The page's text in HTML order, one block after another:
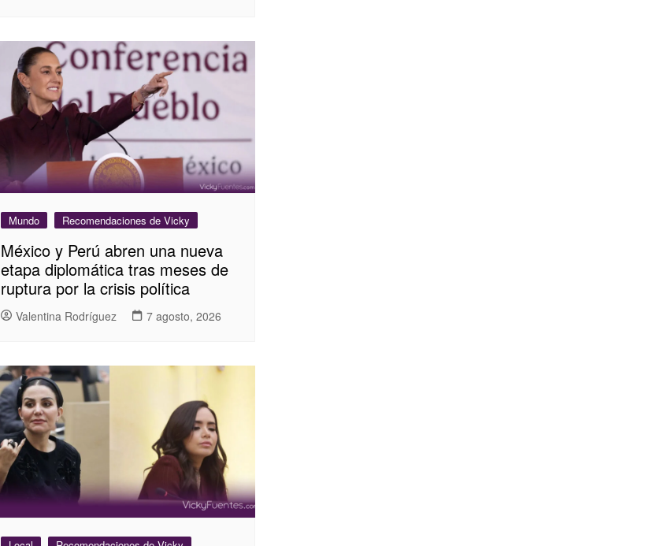
Mundo Recomendaciones de Vicky
México y Perú abren una nueva
etapa diplomática tras meses de
ruptura por la crisis política
Valentina Rodríguez 7 agosto, 2026